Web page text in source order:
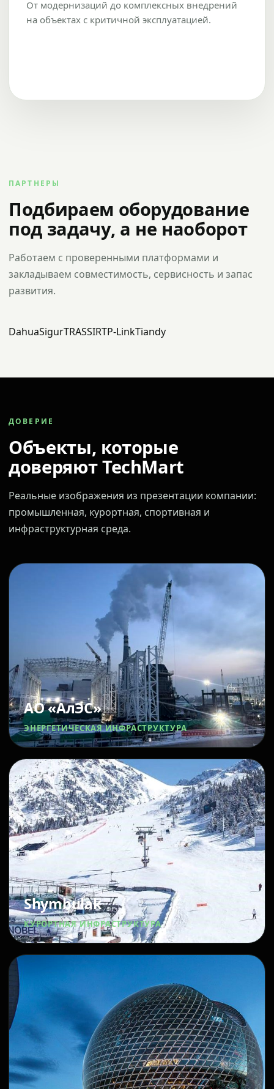
От модернизаций до комплексных внедрений
на объектах с критичной эксплуатацией.
ПАРТНЕРЫ
Подбираем оборудование
под задачу, а не наоборот
Работаем с проверенными платформами и
закладываем совместимость, сервисность и запас
развития.
DahuaSigurTRASSIRTP-LinkTiandy
ДОВЕРИЕ
Объекты, которые
доверяют TechMart
Реальные изображения из презентации компании:
промышленная, курортная, спортивная и
инфраструктурная среда.
АО «АлЭС»
ЭНЕРГЕТИЧЕСКАЯ ИНФРАСТРУКТУРА
Shymbulak
КУРОРТНАЯ ИНФРАСТРУКТУРА